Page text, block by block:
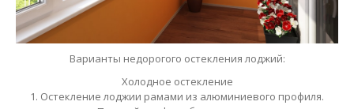
Варианты недорогого остекления лоджий:
Холодное остекление
1. Остекление лоджии рамами из алюминиевого профиля.